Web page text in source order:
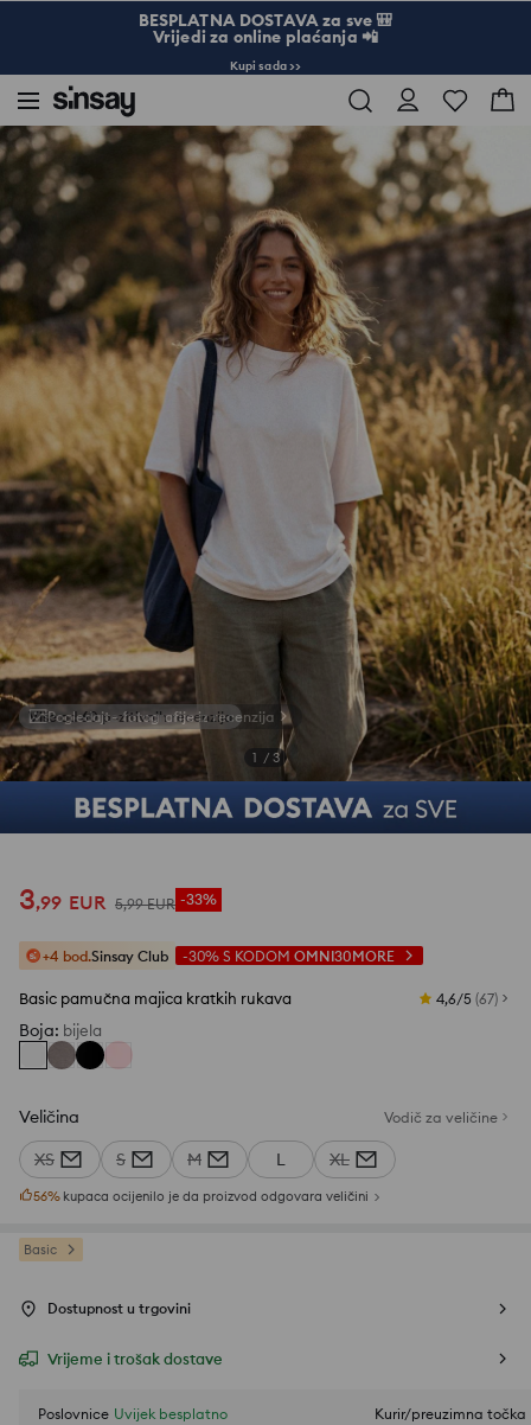
BESPLATNA DOSTAVA za sve 🎒
Vrijedi za online plaćanja 📲
Kupi sada >>
Sinsay Žena Basic pamučna majica kratkih rukava
Pogledajte fotografije iz recenzija
1 / 3
3,99 EUR 5,99 EUR -33%
+4 bod.Sinsay Club -30% S KODOM OMNI30MORE
Basic pamučna majica kratkih rukava 4,6/5 (67)
Boja: bijela
Veličina Vodič za veličine
XS S M L XL
56% kupaca ocijenilo je da proizvod odgovara veličini
Basic
Dostupnost u trgovini
Vrijeme i trošak dostave
Poslovnice Uvijek besplatno
Kurir/preuzimna točka